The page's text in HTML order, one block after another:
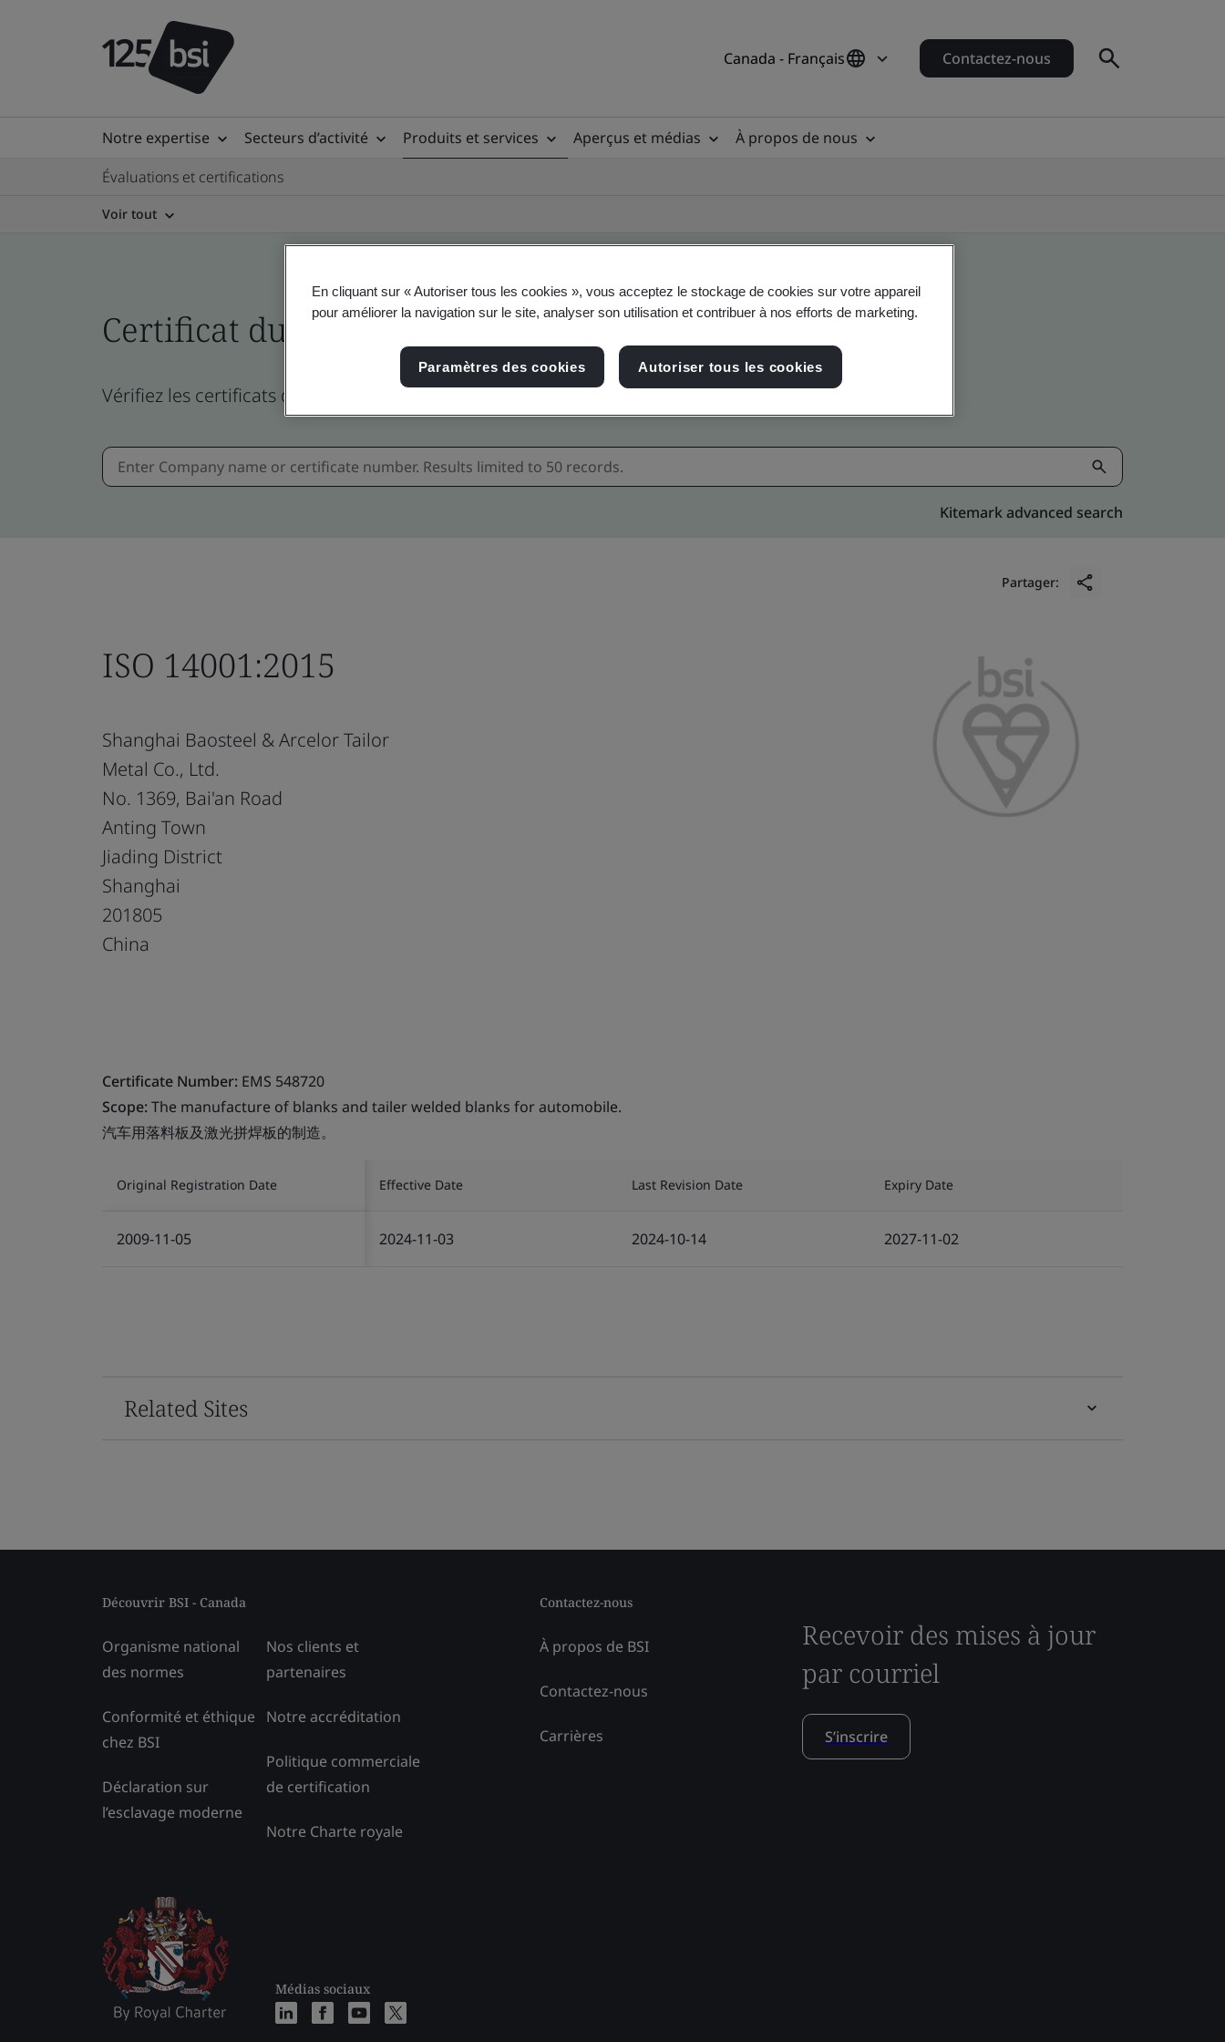
Canada - Français Contactez-nous
Notre expertise Secteurs d’activité Produits et services Aperçus et médias
À propos de nous
Évaluations et certifications
Voir tout
Certificat du répertoire des clients
Vérifiez les certificats de l’entreprise, du site et du produit
Kitemark advanced search
Partager:
ISO 14001:2015
Shanghai Baosteel & Arcelor Tailor
Metal Co., Ltd.
No. 1369, Bai'an Road
Anting Town
Jiading District
Shanghai
201805
China
Certificate Number: EMS 548720
Scope:The manufacture of blanks and tailer welded blanks for automobile.
汽车用落料板及激光拼焊板的制造。
Original Registration Date Effective Date Last Revision Date Expiry Date
2009-11-05 2024-11-03 2024-10-14 2027-11-02
Related Sites
Découvrir BSI - Canada
Organisme national
des normes
Conformité et éthique
chez BSI
Déclaration sur
l’esclavage moderne
Nos clients et
partenaires
Notre accréditation
Politique commerciale
de certification
Notre Charte royale
Médias sociaux
Contactez-nous
À propos de BSI
Contactez-nous
Carrières
Recevoir des mises à jour
par courriel
S’inscrire
En cliquant sur « Autoriser tous les cookies », vous acceptez le stockage de cookies sur votre appareil
pour améliorer la navigation sur le site, analyser son utilisation et contribuer à nos efforts de marketing.
Paramètres des cookies Autoriser tous les cookies